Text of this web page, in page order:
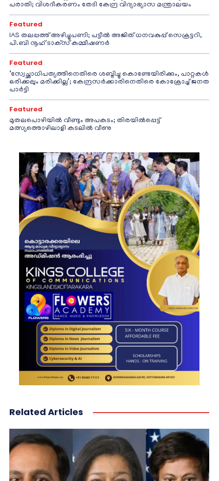
പരാതി; വിശദീകരണം തേടി കേന്ദ്ര വിദ്യാഭ്യാസ മന്ത്രാലയം
Featured
IAS തലപ്പത്ത് അഴിച്ചുപണി; പട്ടീല്‍ അജിത് ധനവകുപ്പ് സെക്രട്ടറി,
പി.ബി നൂഹ് ടാക്‌സ് കമ്മീഷണര്‍
Featured
‘സ്വേച്ഛാധിപത്യത്തിനെതിരെ ശബ്ദിച്ചു കൊണ്ടേയിരിക്കും, പാറ്റകൾ
ഒരിക്കലും മരിക്കില്ല’; കേന്ദ്രസർക്കാരിനെതിരെ കോക്രോച്ച് ജനത
പാർട്ടി
Featured
മുതലപൊഴിയിൽ വീണ്ടും അപകടം; തിരയിൽപ്പെട്ട്
മത്സ്യത്തൊഴിലാളി കടലിൽ വീണു
Related Articles